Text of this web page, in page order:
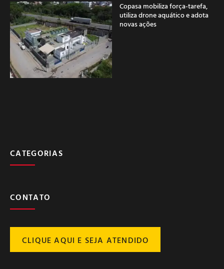
Copasa mobiliza força-tarefa,
utiliza drone aquático e adota
novas ações
CATEGORIAS
CONTATO
CLIQUE AQUI E SEJA ATENDIDO